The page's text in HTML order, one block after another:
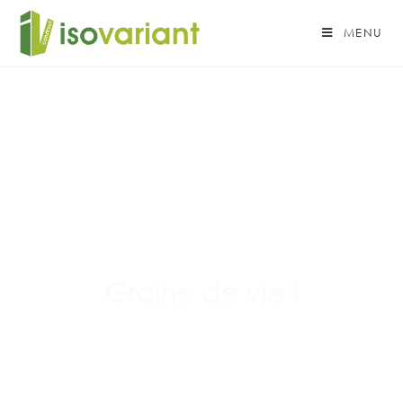
MENU